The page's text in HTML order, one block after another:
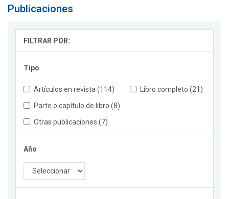
Publicaciones
FILTRAR POR:
Tipo
Artículos en revista (114)
Libro completo (21)
Parte o capítulo de libro (8)
Otras publicaciones (7)
Año